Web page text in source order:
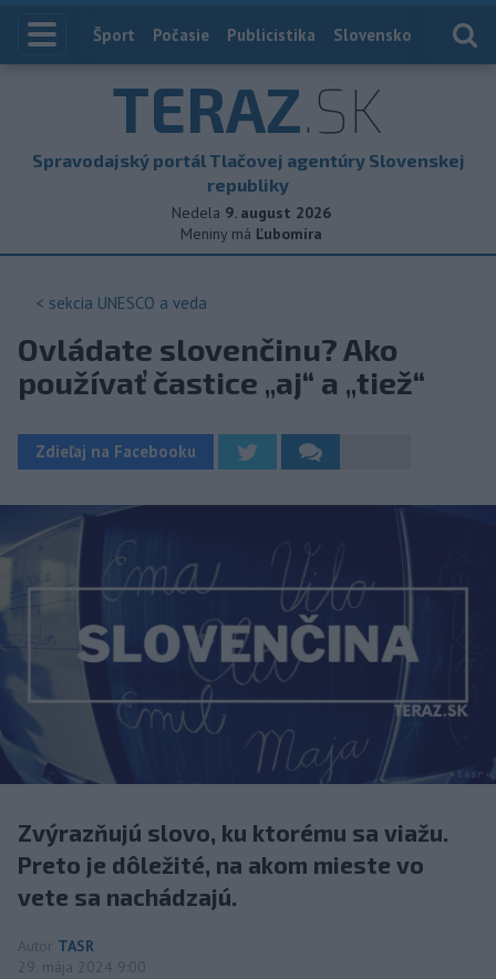
Index
Šport Počasie Publicistika Slovensko
TERAZ.SK
Spravodajský portál Tlačovej agentúry Slovenskej
republiky
Nedela 9. august 2026
Meniny má Ľubomíra
< sekcia UNESCO a veda
Ovládate slovenčinu? Ako
používať častice „aj“ a „tiež“
Zdieľaj na Facebooku
Zvýrazňujú slovo, ku ktorému sa viažu.
Preto je dôležité, na akom mieste vo
vete sa nachádzajú.
Autor TASR
29. mája 2024 9:00